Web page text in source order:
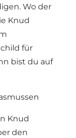
Wo der
Knud
für
bist du auf
Knud
den